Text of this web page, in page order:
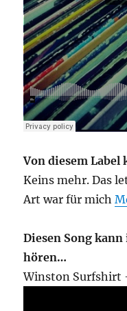
Von diesem
Keins mehr. Das
Art war für mich
Diesen Song
hören…
Winston Surfshirt